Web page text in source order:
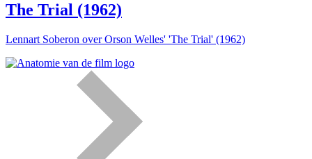
The Trial (1962)
Lennart Soberon over Orson Welles' 'The Trial' (1962)